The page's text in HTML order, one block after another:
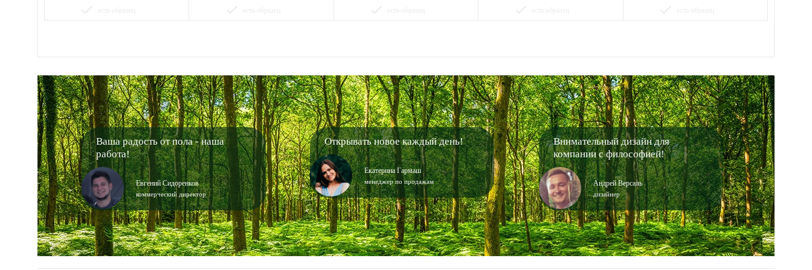
Ваша радость от пола - наша
работа!
Евгений Сидоренков
коммерческий директор
Открывать новое каждый день!
Екатерина Гармаш
менеджер по продажам
Внимательный дизайн для
компании с философией!
Андрей Версаль
дизайнер